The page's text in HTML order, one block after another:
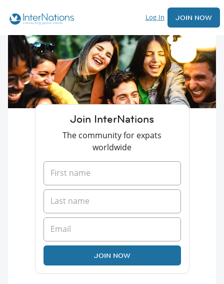
Log In JOIN NOW
Join InterNations
The community for expats
worldwide
JOIN NOW